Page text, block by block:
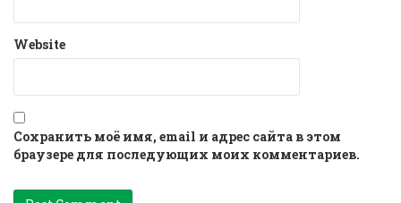
Website
Сохранить моё имя, email и адрес сайта в этом
браузере для последующих моих комментариев.